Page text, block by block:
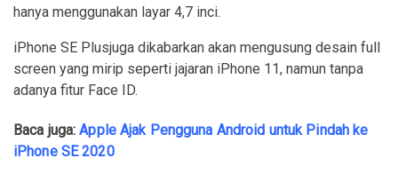
hanya menggunakan layar 4,7 inci.
iPhone SE Plusjuga dikabarkan akan mengusung desain full
screen yang mirip seperti jajaran iPhone 11, namun tanpa
adanya fitur Face ID.
Baca juga:Apple Ajak Pengguna Android untuk Pindah ke
iPhone SE 2020